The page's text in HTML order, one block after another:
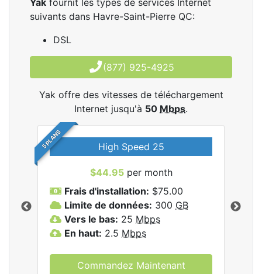
Yak fournit les types de services Internet
suivants dans Havre-Saint-Pierre QC:
DSL
(877) 925-4925
Yak offre des vitesses de téléchargement
Internet jusqu'à 50 Mbps.
5 PLANS High Speed 25
$44.95per month
Frais d'installation: $75.00
Limite de données: 300 GB
Vers le bas: 25 Mbps
En haut: 2.5 Mbps
Commandez Maintenant